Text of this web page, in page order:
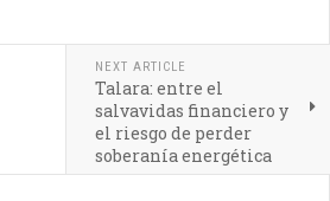
NEXT ARTICLE
Talara: entre el
salvavidas financiero y
el riesgo de perder
soberanía energética